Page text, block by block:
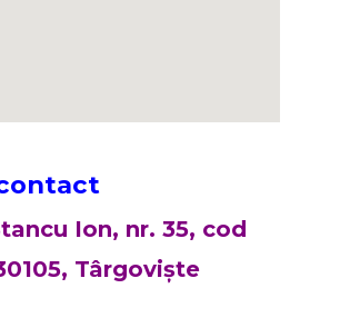
Ion, nr. 35, cod
Târgoviște